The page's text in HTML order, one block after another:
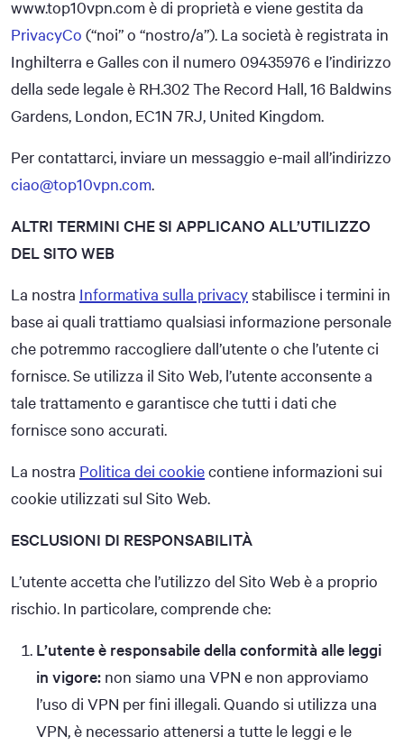
www.top10vpn.com è di proprietà e viene gestita da
PrivacyCo (“noi” o “nostro/a”). La società è registrata in
Inghilterra e Galles con il numero 09435976 e l’indirizzo
della sede legale è RH.302 The Record Hall, 16 Baldwins
Gardens, London, EC1N 7RJ, United Kingdom.
Per contattarci, inviare un messaggio e-mail all’indirizzo
ciao@top10vpn.com.
ALTRI TERMINI CHE SI APPLICANO ALL’UTILIZZO
DEL SITO WEB
La nostra Informativa sulla privacystabilisce i termini in
base ai quali trattiamo qualsiasi informazione personale
che potremmo raccogliere dall’utente o che l’utente ci
fornisce. Se utilizza il Sito Web, l’utente acconsente a
tale trattamento e garantisce che tutti i dati che
fornisce sono accurati.
La nostra Politica dei cookiecontiene informazioni sui
cookie utilizzati sul Sito Web.
ESCLUSIONI DI RESPONSABILITÀ
L’utente accetta che l’utilizzo del Sito Web è a proprio
rischio. In particolare, comprende che:
L’utente è responsabile della conformità alle leggi
in vigore: non siamo una VPN e non approviamo
l’uso di VPN per fini illegali. Quando si utilizza una
VPN, è necessario attenersi a tutte le leggi e le